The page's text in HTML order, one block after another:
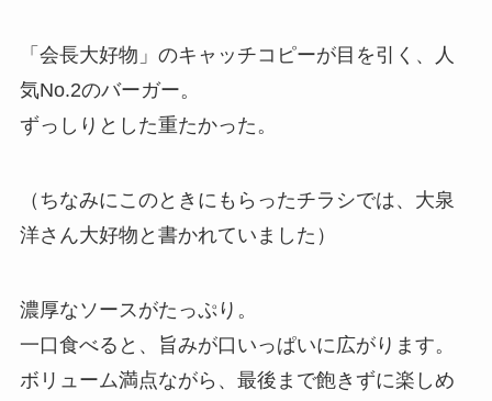
「会長大好物」のキャッチコピーが目を引く、人
気No.2のバーガー。
ずっしりとした重たかった。
（ちなみにこのときにもらったチラシでは、大泉
洋さん大好物と書かれていました）
濃厚なソースがたっぷり。
一口食べると、旨みが口いっぱいに広がります。
ボリューム満点ながら、最後まで飽きずに楽しめ